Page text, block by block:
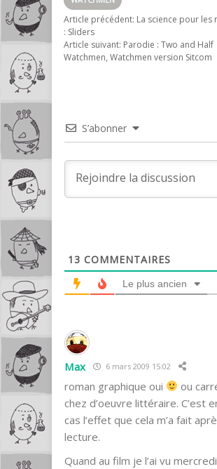
Article précédent: La science pour les
: Sliders
Article suivant: Parodie : Two and Half
Watchmen, Watchmen version Sitcom
S’abonner
13 COMMENTAIRES
Le plus ancien
Max 6 mars 2009 15:02
roman graphique oui
ou
chez d’oeuvre littéraire. C’est
cas l’effet que cela m’a fait
lecture.
Quand au film je l’ai vu